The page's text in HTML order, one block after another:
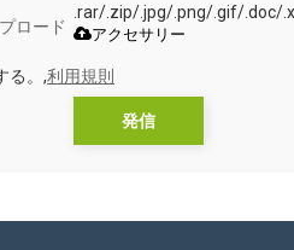
ロード
.rar/.zip/.jpg/.png/.gif/.doc/
アクセサリー
る。,利用規則
発信